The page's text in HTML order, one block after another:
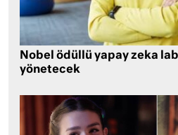
Nobel ödüllü yapay zeka
yönetecek